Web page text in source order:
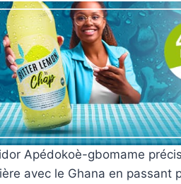
Apédokoè-gbomame
avec le Ghana en